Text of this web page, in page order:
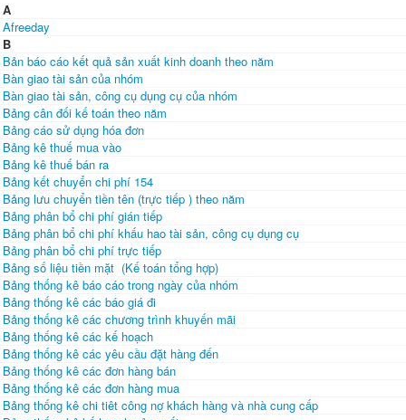
A
Afreeday
B
Bản báo cáo kết quả sản xuất kinh doanh theo năm
Bàn giao tài sản của nhóm
Bàn giao tài sản, công cụ dụng cụ của nhóm
Bảng cân đối kế toán theo năm
Bảng cáo sử dụng hóa đơn
Bảng kê thuế mua vào
Bảng kê thuế bán ra
Bảng kết chuyển chi phí 154
Bảng lưu chuyển tiền tên (trực tiếp ) theo năm
Bảng phân bổ chi phí gián tiếp
Bảng phân bổ chi phí khấu hao tài sản, công cụ dụng cụ
Bảng phân bổ chi phí trực tiếp
Bảng số liệu tiền mặt (Kế toán tổng hợp)
Bảng thống kê báo cáo trong ngày của nhóm
Bảng thống kê các báo giá đi
Bảng thống kê các chương trình khuyến mãi
Bảng thống kê các kế hoạch
Bảng thống kê các yêu cầu đặt hàng đến
Bảng thống kê các đơn hàng bán
Bảng thống kê các đơn hàng mua
Bảng thống kê chi tiêt công nợ khách hàng và nhà cung cấp